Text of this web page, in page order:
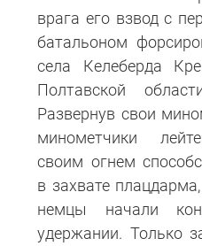
врага его взвод с
батальоном
села Келеберда
Полтавской
Развернув свои
минометчики
своим огнем
в захвате
немцы начали
удержании. Только